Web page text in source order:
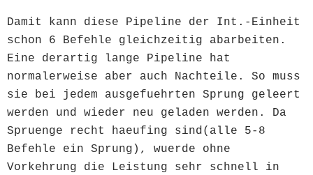
Damit kann diese Pipeline der Int.-Einheit
schon 6 Befehle gleichzeitig abarbeiten.
Eine derartig lange Pipeline hat
normalerweise aber auch Nachteile. So muss
sie bei jedem ausgefuehrten Sprung geleert
werden und wieder neu geladen werden. Da
Spruenge recht haeufing sind(alle 5-8
Befehle ein Sprung), wuerde ohne
Vorkehrung die Leistung sehr schnell in